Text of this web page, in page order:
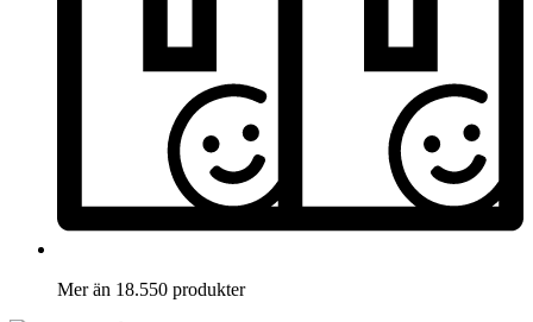
Mer än 18.550 produkter